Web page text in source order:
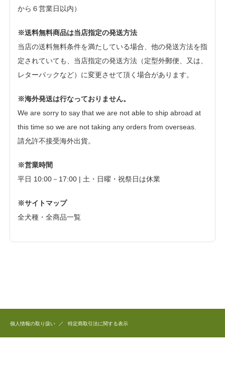
から６営業日以内）
※送料無料商品は当店指定の発送方法
当店の送料無料条件を満たしている場合、他の発送方法を指
定されていても、当店指定の発送方法（定型外郵便、又は、
レターパックなど）に変更させて頂く場合があります。
※海外発送は行なっておりません。
We are sorry to say that we are not able to ship abroad at
this time so we are not taking any orders from overseas.
請允許不接受海外出貨。
※営業時間
平日 10:00－17:00 | 土・日曜・祝祭日は休業
※サイトマップ
全犬種・全商品一覧
個人情報の取り扱い 特定商取引法に関する表示